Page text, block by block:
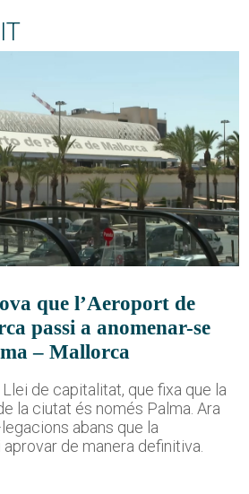
que l’Aeroport de
passi a anomenar-se
– Mallorca
de capitalitat, que fixa que la
la ciutat és només Palma. Ara
abans que la
de manera definitiva.